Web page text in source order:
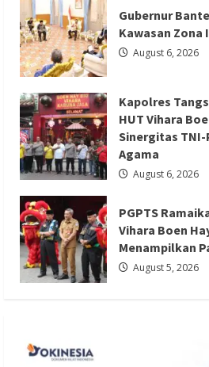
Berita Agama
PGPTS Ramaikan
Boen Hay Bio dengan
Palang Pintu
Redaksi 01 August 5, 2026
Gubernur
Kawasan Zona
August 6, 2026
Kapolres
HUT Vihara
Sinergitas TNI-
Agama
August 6, 2026
PGPTS
Vihara Boen
Menampilkan
August 5, 2026